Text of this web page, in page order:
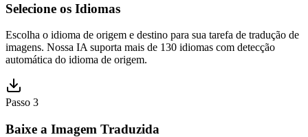
Selecione os Idiomas
Escolha o idioma de origem e destino para sua tarefa de tradução de
imagens. Nossa IA suporta mais de 130 idiomas com detecção
automática do idioma de origem.
Passo 3
Baixe a Imagem Traduzida